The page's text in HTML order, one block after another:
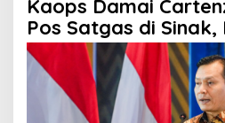
Kaops Damai
Pos Satgas di
Pendekatan
Masyarakat